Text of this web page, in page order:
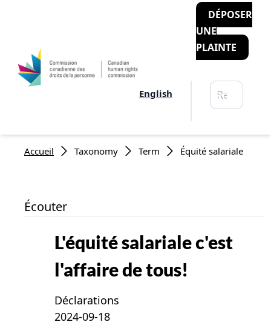
English Rechercher
DÉPOSER
UNE
PLAINTE
Fil d'Ariane
Accueil Taxonomy Term Équité salariale
Écouter
L'équité salariale c'est
l'affaire de tous!
Déclarations
2024-09-18